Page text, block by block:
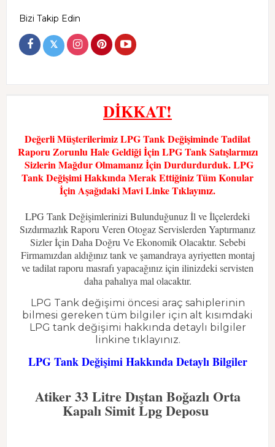
Bizi Takip Edin
𝕏
DİKKAT!
Değerli Müşterilerimiz LPG Tank Değişiminde Tadilat
Raporu Zorunlu Hale Geldiği İçin LPG Tank Satışlarmızı
Sizlerin Mağdur Olmamanız İçin Durdurdurduk. LPG
Tank Değişimi Hakkında Merak Ettiğiniz Tüm Konular
İçin Aşağıdaki Mavi Linke Tıklayınız.
LPG Tank Değişimlerinizi Bulunduğunuz İl ve İlçelerdeki
Sızdırmazlık Raporu Veren Otogaz Servislerden Yaptırmanız
Sizler İçin Daha Doğru Ve Ekonomik Olacaktır. Sebebi
Firmamızdan aldığınız tank ve şamandraya ayriyetten montaj
ve tadilat raporu masrafı yapacağınız için ilinizdeki servisten
daha pahalıya mal olacaktır.
LPG Tank değişimi öncesi araç sahiplerinin
bilmesi gereken tüm bilgiler için alt kısımdaki
LPG tank değişimi hakkında detaylı bilgiler
linkine tıklayınız.
LPG Tank Değişimi Hakkında Detaylı Bilgiler
Atiker 33 Litre Dıştan Boğazlı Orta
Kapalı Simit Lpg Deposu